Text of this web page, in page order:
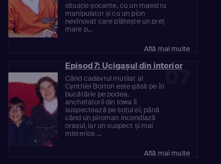
situație șocante, cu un maestru
manipulator și cu un pion
nevinovat care plătește un preț
mare p...
Află mai multe
07
Episod 7: Ucigașul din interior
Când cadavrul mutilat al
Cynthiei Borton este găsit pe în
bucătărie pe podea,
anchetatorii din Iowa îl
suspectează pe soțul ei, până
când un piroman incendiază
orașul, iar un suspect și mai
misterios ...
Află mai multe